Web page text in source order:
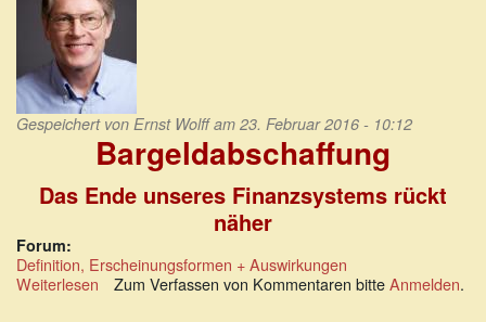
Gespeichert von Ernst Wolffam 23. Februar 2016 - 10:12
Bargeldabschaffung
Das Ende unseres Finanzsystems rückt
näher
Forum:
Definition, Erscheinungsformen + Auswirkungen
Weiterlesen über
Zum Verfassen von Kommentaren bitteAnmelden.